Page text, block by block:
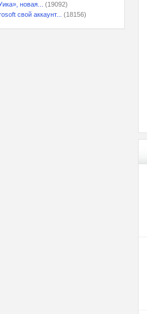
новая...
(19092)
свой аккаунт...
(18156)